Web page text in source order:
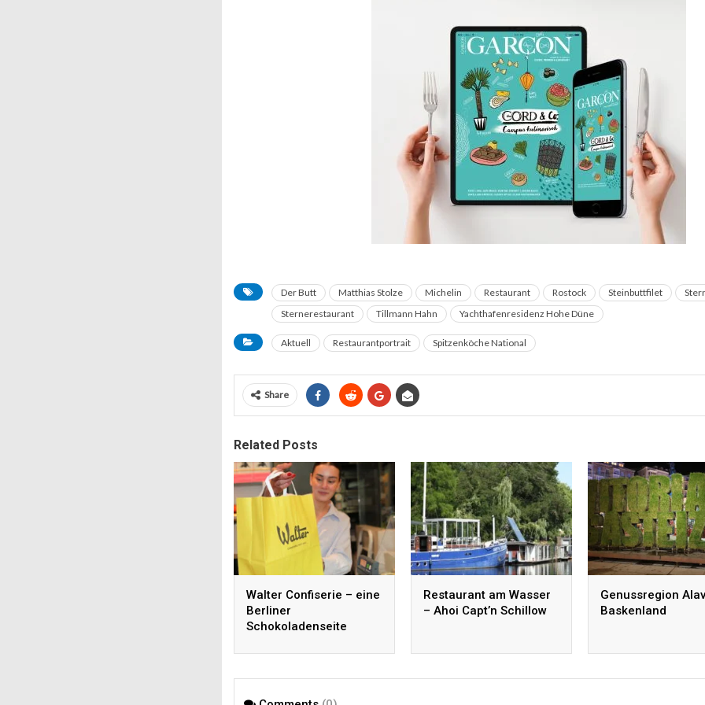
Der Butt Matthias Stolze Michelin Restaurant Rostock Steinbuttfilet
Sternerestaurant
Tillmann Hahn Yachthafenresidenz Hohe Düne
Aktuell Restaurantportrait Spitzenköche National
Share
Related Posts
Walter Confiserie – eine
Berliner
Schokoladenseite
Restaurant am Wasser
– Ahoi Capt’n Schillow
Genussregion
Baskenland